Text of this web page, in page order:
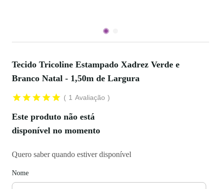
Tecido Tricoline Estampado Xadrez Verde e
Branco Natal - 1,50m de Largura
1 Avaliação
Este produto não está
disponível no momento
Quero saber quando estiver disponível
Nome